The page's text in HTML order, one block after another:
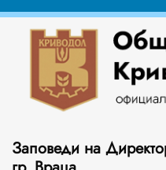
Заповеди на